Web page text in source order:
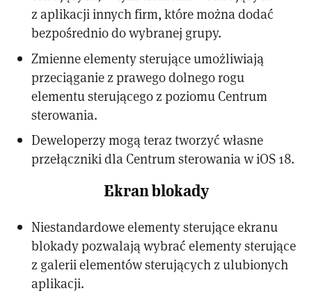
z aplikacji innych firm, które można dodać
bezpośrednio do wybranej grupy.
Zmienne elementy sterujące umożliwiają
przeciąganie z prawego dolnego rogu
elementu sterującego z poziomu Centrum
sterowania.
Deweloperzy mogą teraz tworzyć własne
przełączniki dla Centrum sterowania w iOS 18.
Ekran blokady
Niestandardowe elementy sterujące ekranu
blokady pozwalają wybrać elementy sterujące
z galerii elementów sterujących z ulubionych
aplikacji.